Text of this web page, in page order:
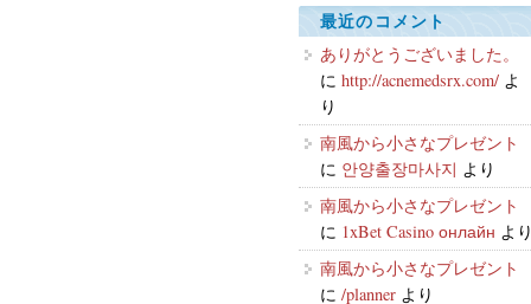
最近のコメント
ありがとうございました。
に http://acnemedsrx.com/ よ
り
南風から小さなプレゼント
に 안양출장마사지 より
南風から小さなプレゼント
に 1xBet Casino онлайн より
南風から小さなプレゼント
に /planner より